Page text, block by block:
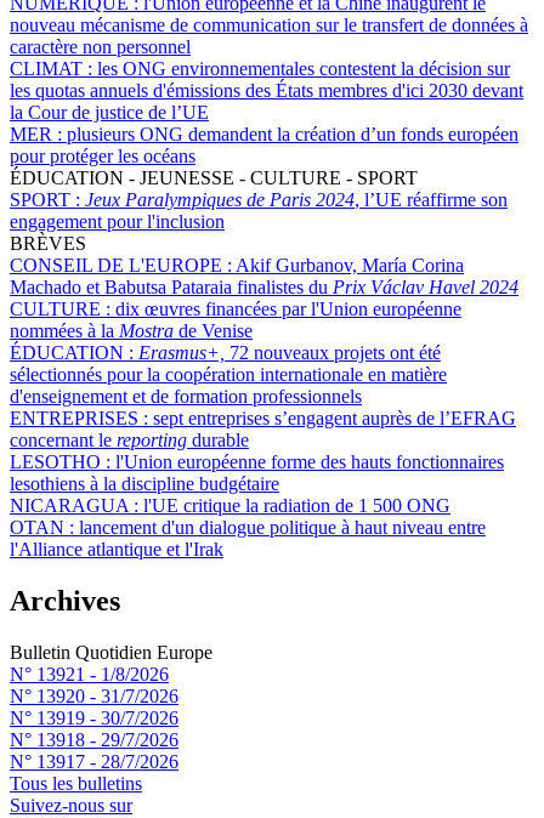
nouveau mécanisme de communication sur le transfert de données à
caractère non personnel
CLIMAT : les ONG environnementales contestent la décision sur
les quotas annuels d'émissions des États membres d'ici 2030 devant
la Cour de justice de l’UE
MER : plusieurs ONG demandent la création d’un fonds européen
pour protéger les océans
ÉDUCATION - JEUNESSE - CULTURE - SPORT
SPORT : Jeux Paralympiques de Paris 2024, l’UE réaffirme son
engagement pour l'inclusion
BRÈVES
CONSEIL DE L'EUROPE : Akif Gurbanov, María Corina
Machado et Babutsa Pataraia finalistes du Prix Václav Havel 2024
CULTURE : dix œuvres financées par l'Union européenne
nommées à la Mostra de Venise
ÉDUCATION : Erasmus+, 72 nouveaux projets ont été
sélectionnés pour la coopération internationale en matière
d'enseignement et de formation professionnels
ENTREPRISES : sept entreprises s’engagent auprès de l’EFRAG
concernant le reporting durable
LESOTHO : l'Union européenne forme des hauts fonctionnaires
lesothiens à la discipline budgétaire
NICARAGUA : l'UE critique la radiation de 1 500 ONG
OTAN : lancement d'un dialogue politique à haut niveau entre
l'Alliance atlantique et l'Irak
Archives
Bulletin Quotidien Europe
N° 13921 - 1/8/2026
N° 13920 - 31/7/2026
N° 13919 - 30/7/2026
N° 13918 - 29/7/2026
N° 13917 - 28/7/2026
Tous les bulletins
Suivez-nous sur